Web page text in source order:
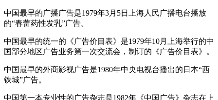
中国最早的广播广告是1979年3月5日上海人民广播电台播放
的“春蕾药性发乳”广告。
中国最早的统一的《广告价目表》是1979年10月上海举行的中
国部分地区广告业务第一次交流会，制订的《广告价目表》。
中国最早的外商影视广告是1980年中央电视台播出的日本“西
铁城”广告。
中国第一本专业性的广告杂志是1982年《中国广告》杂志在上